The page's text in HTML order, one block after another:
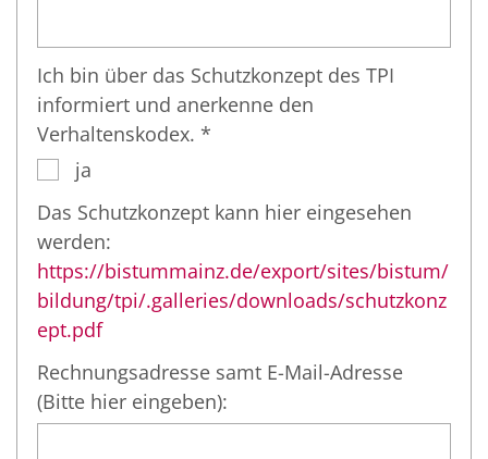
Ich bin über das Schutzkonzept des TPI
informiert und anerkenne den
Verhaltenskodex. *
ja
Das Schutzkonzept kann hier eingesehen
werden:
https://bistummainz.de/export/sites/bistum/
bildung/tpi/.galleries/downloads/schutzkonz
ept.pdf
Rechnungsadresse samt E-Mail-Adresse
(Bitte hier eingeben):